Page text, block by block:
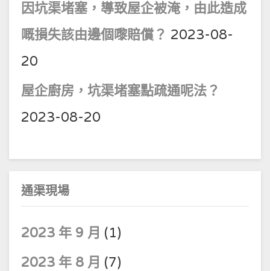
因坑渠堵塞，導致屋企被淹，由此造成
嘅損失該由邊個嚟賠償？ 2023-08-
20
屋企廚房，坑渠堵塞點疏通呢法？
2023-08-20
通渠現場
2023 年 9 月 (1)
2023 年 8 月 (7)